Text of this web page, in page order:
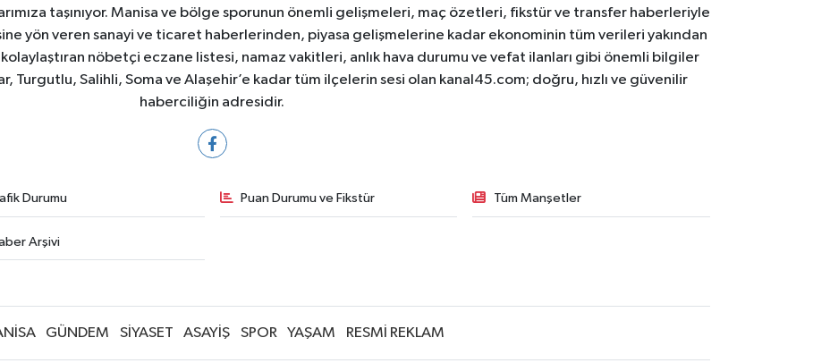
taşınıyor. Manisa ve bölge sporunun önemli gelişmeleri, maç özetleri, fikstür ve transfer haberleriyle
yön veren sanayi ve ticaret haberlerinden, piyasa gelişmelerine kadar ekonominin tüm verileri yakından
kolaylaştıran nöbetçi eczane listesi, namaz vakitleri, anlık hava durumu ve vefat ilanları gibi önemli bilgiler
Turgutlu, Salihli, Soma ve Alaşehir’e kadar tüm ilçelerin sesi olan kanal45.com; doğru, hızlı ve güvenilir
haberciliğin adresidir.
Durumu Puan Durumu ve Fikstür Tüm Manşetler
Arşivi
GÜNDEM SİYASET ASAYİŞ SPOR YAŞAM RESMİ REKLAM